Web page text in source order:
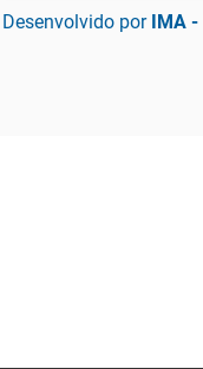
Desenvolvido por IMA -